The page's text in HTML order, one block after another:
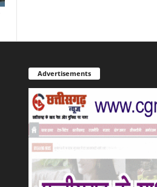
Advertisements